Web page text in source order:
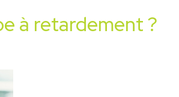
à retardement ?